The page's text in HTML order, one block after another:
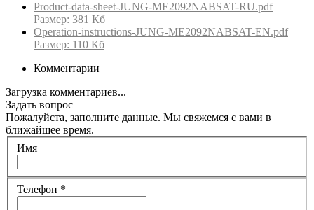
Product-data-sheet-JUNG-ME2092NABSAT-RU.pdf
Размер: 381 Кб
Operation-instructions-JUNG-ME2092NABSAT-EN.pdf
Размер: 110 Кб
Комментарии
Загрузка комментариев...
Задать вопрос
Пожалуйста, заполните данные. Мы свяжемся с вами в
ближайшее время.
Имя
Телефон *